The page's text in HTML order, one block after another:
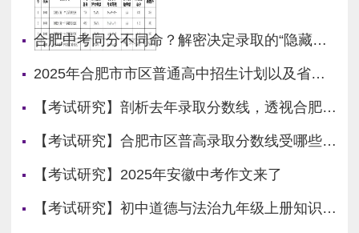
的“隐藏关卡”！
合肥中考同分不同命？解密决定录取的“隐藏关卡”！
2025年合肥市市区普通高中招生计划以及省示范高中指标到校生计划公布
【考试研究】剖析去年录取分数线，透视合肥市区第一批次高中格局
【考试研究】合肥市区普高录取分数线受哪些因素影响？
【考试研究】2025年安徽中考作文来了
【考试研究】初中道德与法治九年级上册知识点复习